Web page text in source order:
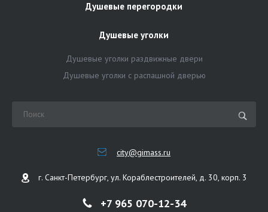
Душевые перегородки
Душевые уголки
Душевые уголки раздвижные двери
Душевые уголки с распашной дверью
city@gimass.ru
г. Санкт-Петербург, ул. Кораблестроителей, д. 30, корп. 3
+7 965 070-12-34